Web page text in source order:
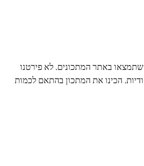
באתר המתכונים. לא פירטנו
הכינו את המתכון בהתאם לכמות